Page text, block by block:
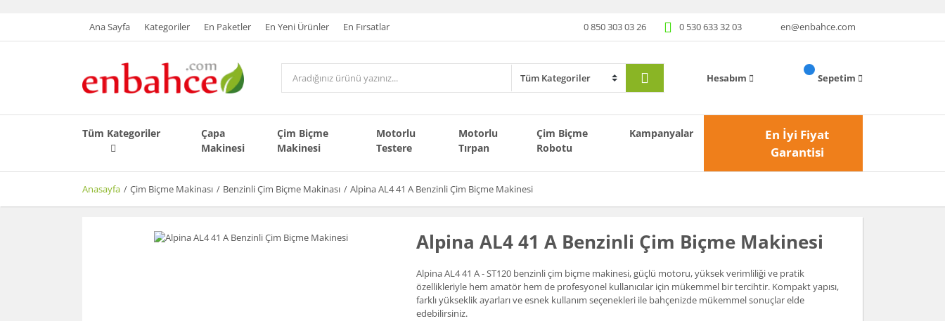
Ana Sayfa Kategoriler En Paketler En Yeni Ürünler En Fırsatlar 0 850 303 03 26 0 530 633 32 03 en@enbahce.com
Hesabım Sepetim
Tüm Kategoriler
Çapa
Makinesi
Çim Biçme
Makinesi
Motorlu
Testere
Motorlu
Tırpan
Çim Biçme
Robotu
Kampanyalar
En İyi Fiyat
Garantisi
Anasayfa Çim Biçme Makinası Benzinli Çim Biçme Makinası Alpina AL4 41 A Benzinli Çim Biçme Makinesi
Alpina AL4 41 A Benzinli Çim Biçme Makinesi
Alpina AL4 41 A - ST120 benzinli çim biçme makinesi, güçlü motoru, yüksek verimliliği ve pratik
özellikleriyle hem amatör hem de profesyonel kullanıcılar için mükemmel bir tercihtir. Kompakt yapısı,
farklı yükseklik ayarları ve esnek kullanım seçenekleri ile bahçenizde mükemmel sonuçlar elde
edebilirsiniz.